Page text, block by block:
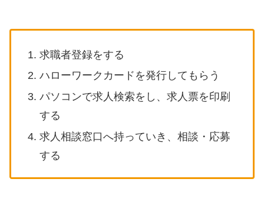
求職者登録をする
ハローワークカードを発行してもらう
パソコンで求人検索をし、求人票を印刷
する
求人相談窓口へ持っていき、相談・応募
する